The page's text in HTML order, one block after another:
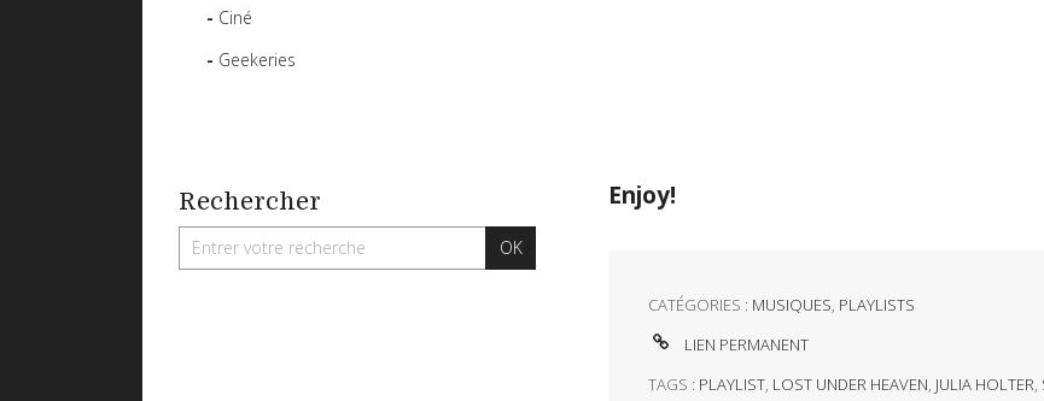
Ciné
Geekeries
Rechercher Enjoy!
CATÉGORIES : MUSIQUES PLAYLISTS
LIEN PERMANENT
TAGS : PLAYLIST, LOST UNDER HEAVEN, JULIA HOLTER,